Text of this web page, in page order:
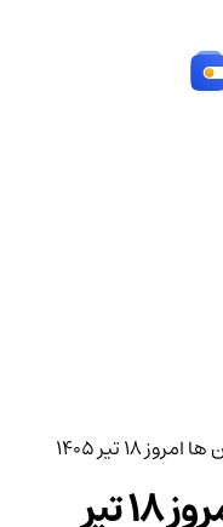
تیر ۱۴۰۵
قیمت میم کوین ها امروز ۱۸ تیر